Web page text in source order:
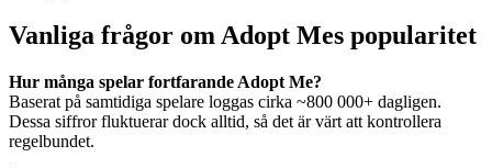
Vanliga frågor om Adopt Mes popularitet
Hur många spelar fortfarande Adopt Me?
Baserat på samtidiga spelare loggas cirka ~800 000+ dagligen.
Dessa siffror fluktuerar dock alltid, så det är värt att kontrollera
regelbundet.